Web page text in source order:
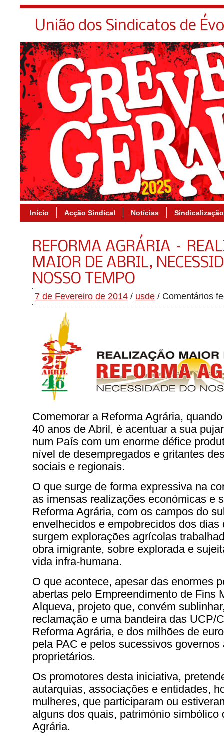
União dos Sindicatos de
Início Acção Sindical Notícias Sindicalização
REFORMA AGRÁRIA –
MAIOR DE ABRIL,
NOSSO TEMPO
7 de Fevereiro de 2014 / usde / Comentários
Comemorar a Reforma Agrária,
40 anos de Abril, é acentuar a sua
num País com um enorme défice
nível de desempregados e gritantes
sociais e regionais.
O que surge de forma expressiva na
as imensas realizações económicas e
Reforma Agrária, com os campos do
envelhecidos e empobrecidos dos dias
surgem explorações agrícolas
obra imigrante, sobre explorada e
vida infra-humana.
O que acontece, apesar das enormes
abertas pelo Empreendimento de Fins
Alqueva, projeto que, convém
reclamação e uma bandeira das UCP/
Reforma Agrária, e dos milhões de
pela PAC e pelos sucessivos governos
proprietários.
Os promotores desta iniciativa,
autarquias, associações e entidades,
mulheres, que participaram ou
alguns dos quais, património simbólico
Agrária.